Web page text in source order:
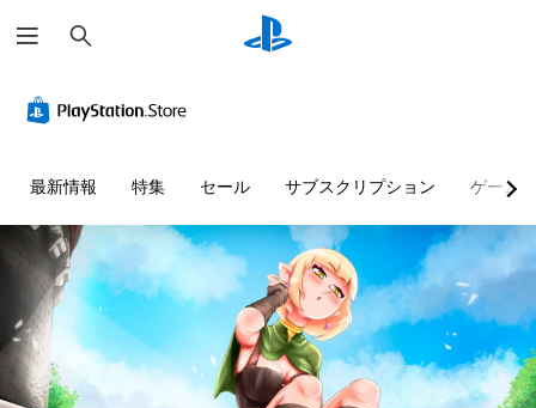
索
最新情報 特集 セール サブスクリプション ゲーム